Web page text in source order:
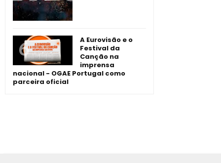
A Eurovisão e o
Festival da
Canção na
imprensa
nacional - OGAE Portugal como
parceira oficial